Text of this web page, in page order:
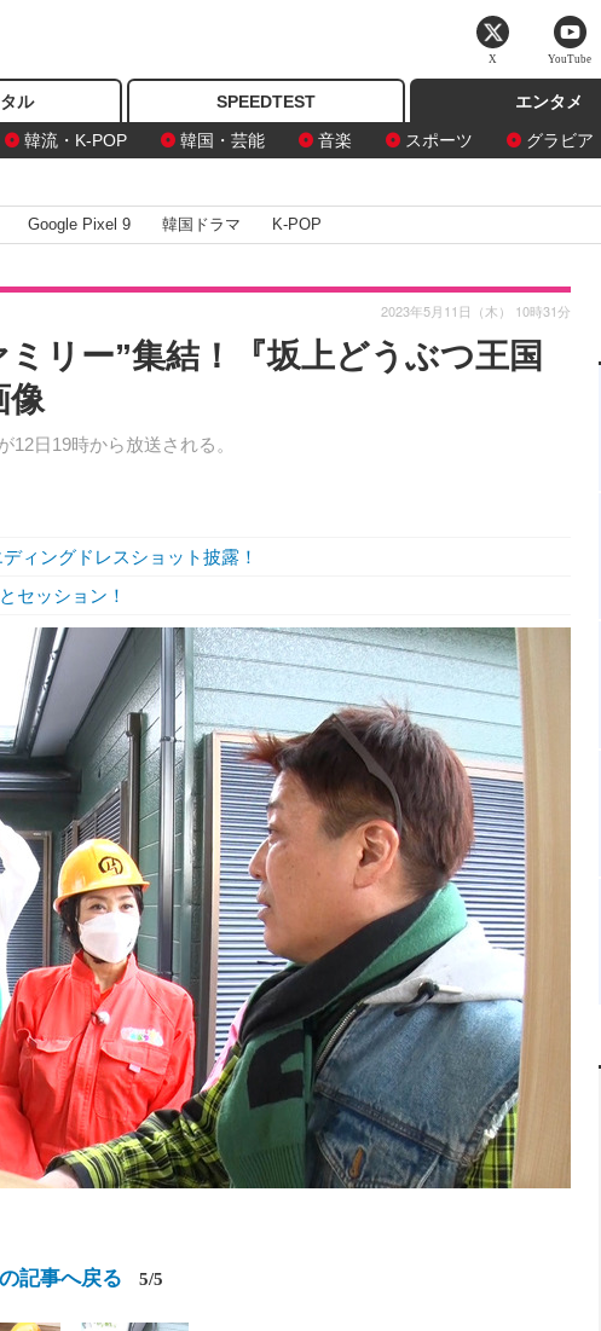
ル SPEEDTEST
エンタメ
韓流・K-POP 韓国・芸能 音楽 スポーツ グラビア
Google Pixel 9 韓国ドラマ K-POP
リー”集結！『坂上どうぶつ王国
像
日19時から放送される。
2023年5月11日（木） 10時31分
ィングドレスショット披露！
セッション！
記事へ戻る 5/5
X YouTube